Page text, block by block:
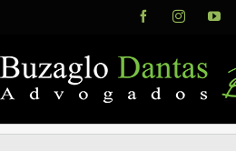
content
FacebookInstagram